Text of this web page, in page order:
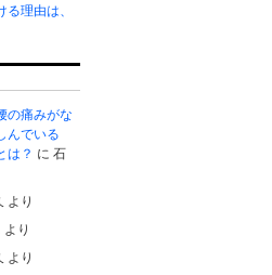
る理由は、
の痛みがな
んでいる
は？ に石
より
より
より